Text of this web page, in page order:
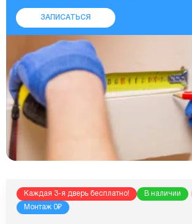
ЗАПИСАТЬСЯ
Каждая 3-я дверь бесплатно!
В наличии
Монтаж 0₽